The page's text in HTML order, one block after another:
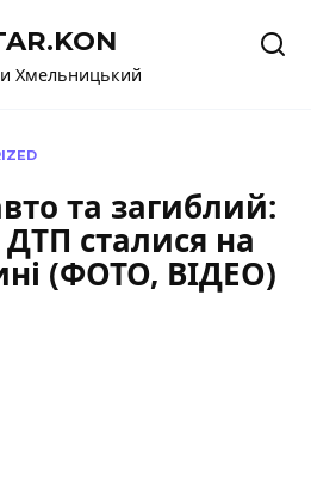
Хмельницький
та загиблий:
ДТП сталися на
(ФОТО, ВІДЕО)